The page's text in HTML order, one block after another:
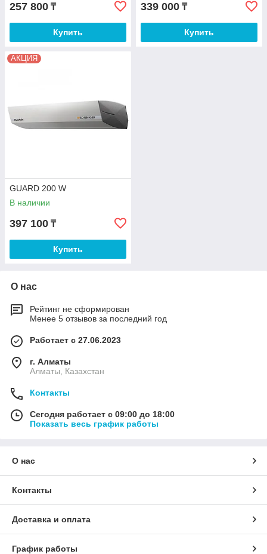
257 800 ₸
Купить
339 000 ₸
Купить
АКЦИЯ
GUARD 200 W
В наличии
397 100 ₸
Купить
О нас
Рейтинг не сформирован
Менее 5 отзывов за последний год
Работает с 27.06.2023
г. Алматы
Алматы, Казахстан
Контакты
Сегодня работает с 09:00 до 18:00
Показать весь график работы
О нас
Контакты
Доставка и оплата
График работы